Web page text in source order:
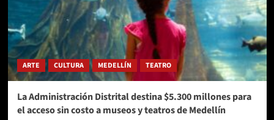
ARTE CULTURA MEDELLÍN TEATRO
La Administración Distrital destina $5.300 millones para
el acceso sin costo a museos y teatros de Medellín